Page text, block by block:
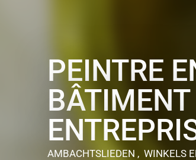
PEINTRE
AMBACHTSLIEDEN , WINKELS